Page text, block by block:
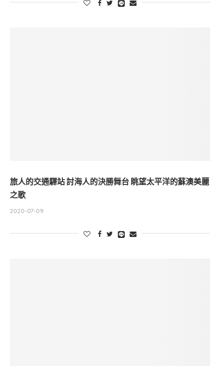
旅人的交通驛站 討海人的決勝舞台 眺望太平洋的蘇澳美麗
之歌
2020-07-09